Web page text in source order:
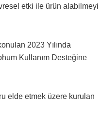
etki ile ürün alabilmeyi
2023 Yılında
Kullanım Desteğine
elde etmek üzere kurulan